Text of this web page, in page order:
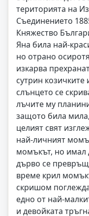
територията на
Съединението
Княжество
Яна била най-
но отрано
изкарва
сутрин козичките
слънцето се
лъчите му
защото била
целият свят
най-личният
момъкът, но имал
дърво се
време крил
скришом
едно от най-
и девойката